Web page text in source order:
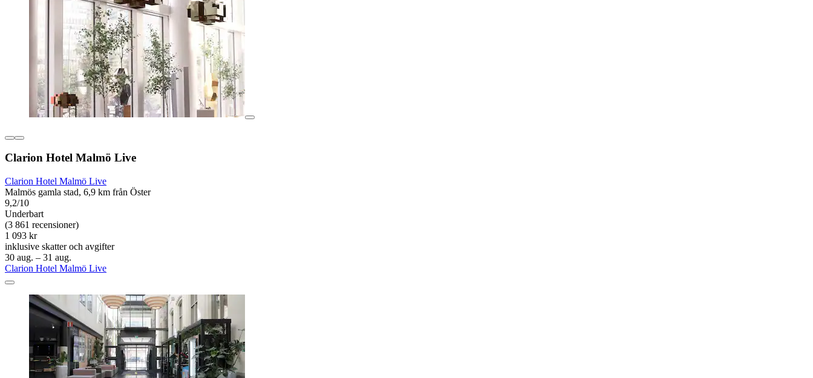
Clarion Hotel Malmö Live
Clarion Hotel Malmö Live
Malmös gamla stad, 6,9 km från Öster
9,2/10
Underbart
(3 861 recensioner)
1 093 kr
inklusive skatter och avgifter
30 aug. – 31 aug.
Clarion Hotel Malmö Live